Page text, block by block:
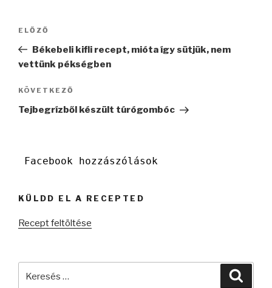
Bejegyzés
Korábbi
bejegyzés
ELŐZŐ
Békebeli kifli recept, mióta így sütjük, nem
vettünk pékségben
Következő
bejegyzés
KÖVETKEZŐ
Tejbegrízből készült túrógombóc
Facebook hozzászólások
KÜLDD EL A RECEPTED
Recept feltöltése